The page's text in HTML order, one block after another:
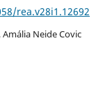
rea.v28i1.12692
Neide Covic